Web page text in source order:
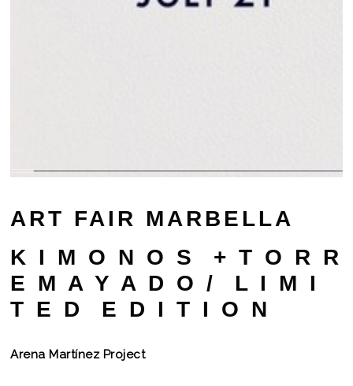
ART FAIR MARBELLA
K I M O N O S + T O R R
E M A Y A D O / L I M I
T E D E D I T I O N
Arena Martínez Project